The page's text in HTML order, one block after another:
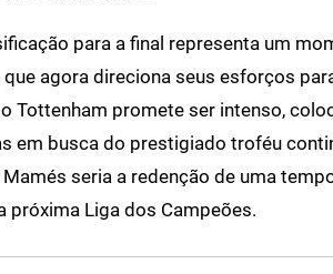
para a final representa um
que agora direciona seus esforços
Tottenham promete ser intenso,
em busca do prestigiado troféu
Mamés seria a redenção de uma
próxima Liga dos Campeões.